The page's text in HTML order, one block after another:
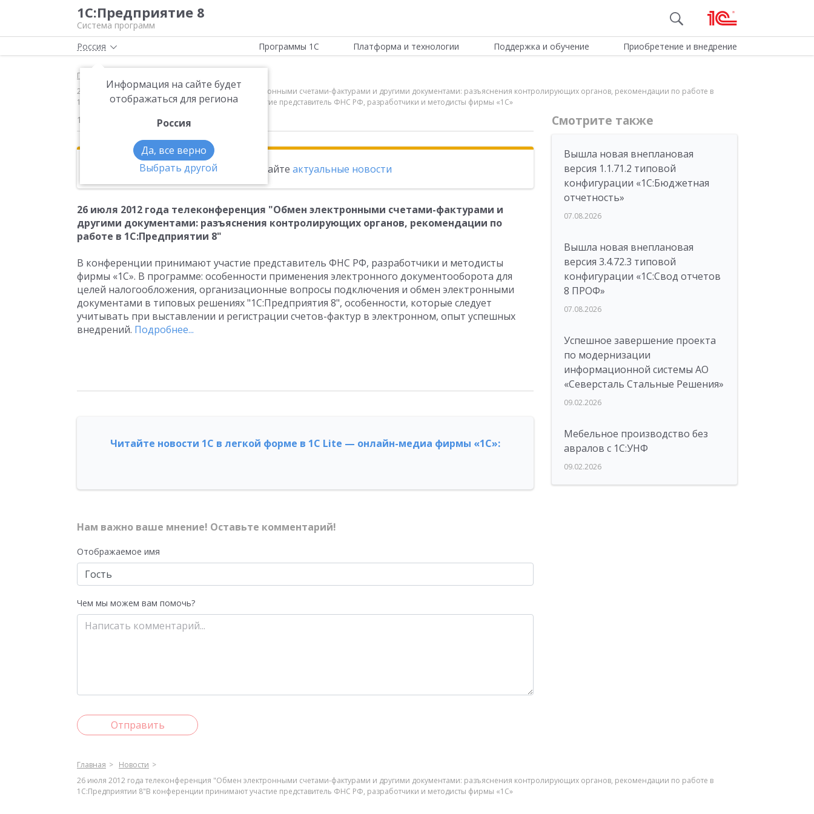
1С:Предприятие 8
Система программ
Россия
Информация на сайте будет
отображаться для региона
Россия
Да, все верно
Выбрать другой
Программы 1С Платформа и технологии Поддержка и обучение Приобретение и внедрение
Главная
26 июля 2012 года телеконференция "Обмен электронными счетами-фактурами и другими документами: разъяснения контролирующих органов, рекомендации по работе в
1С:Предприятии 8"В конференции принимают участие представитель ФНС РФ, разработчики и методисты фирмы «1С»
12.07.2012
Эта новость находится в архиве. Читайте актуальные новости
26 июля 2012 года телеконференция "Обмен электронными счетами-фактурами и
другими документами: разъяснения контролирующих органов, рекомендации по
работе в 1С:Предприятии 8"
В конференции принимают участие представитель ФНС РФ, разработчики и методисты
фирмы «1С». В программе: особенности применения электронного документооборота для
целей налогообложения, организационные вопросы подключения и обмен электронными
документами в типовых решениях "1С:Предприятия 8", особенности, которые следует
учитывать при выставлении и регистрации счетов-фактур в электронном, опыт успешных
внедрений. Подробнее...
Читайте новости 1С в легкой форме в 1С Lite — онлайн-медиа фирмы «1С»:
Нам важно ваше мнение! Оставьте комментарий!
Отображаемое имя
Чем мы можем вам помочь?
Отправить
Смотрите также
Вышла новая внеплановая
версия 1.1.71.2 типовой
конфигурации «1C:Бюджетная
отчетность»
07.08.2026
Вышла новая внеплановая
версия 3.4.72.3 типовой
конфигурации «1C:Свод отчетов
8 ПРОФ»
07.08.2026
Успешное завершение проекта
по модернизации
информационной системы АО
«Северсталь Стальные Решения»
09.02.2026
Мебельное производство без
авралов с 1С:УНФ
09.02.2026
Главная
Новости
26 июля 2012 года телеконференция "Обмен электронными счетами-фактурами и другими документами: разъяснения контролирующих органов, рекомендации по работе в
1С:Предприятии 8"В конференции принимают участие представитель ФНС РФ, разработчики и методисты фирмы «1С»